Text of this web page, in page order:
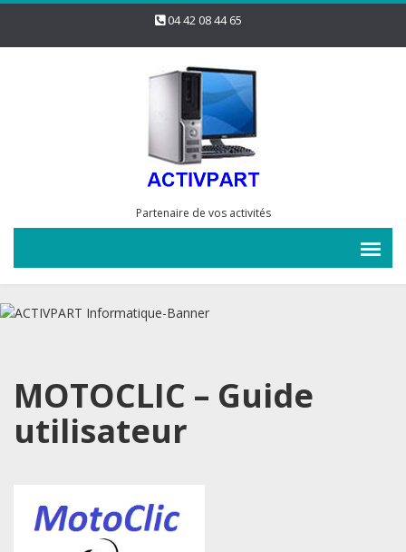
04 42 08 44 65
Partenaire de vos activités
MOTOCLIC – Guide
utilisateur